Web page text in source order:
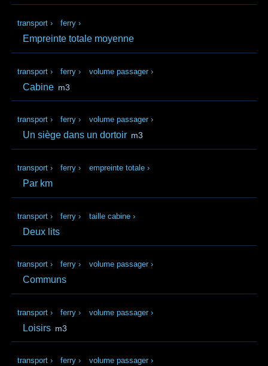
transport › ferry ›
Empreinte totale moyenne
transport › ferry › volume passager ›
Cabine m3
transport › ferry › volume passager ›
Un siège dans un dortoir m3
transport › ferry › empreinte totale ›
Par km
transport › ferry › taille cabine ›
Deux lits
transport › ferry › volume passager ›
Communs
transport › ferry › volume passager ›
Loisirs m3
transport › ferry › volume passager ›